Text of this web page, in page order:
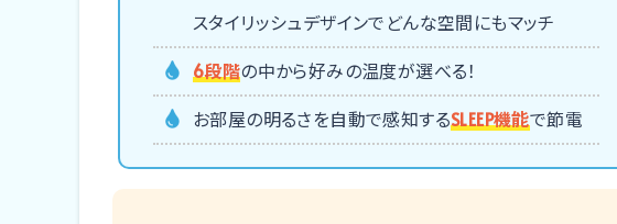
スタイリッシュデザインでどんな空間にもマッチ
6段階の中から好みの温度が選べる！
お部屋の明るさを自動で感知するSLEEP機能で節電